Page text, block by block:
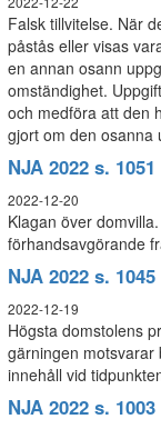
Falsk tillvitelse. När
påstås eller visas
en annan osann
omständighet.
och medföra att den
gjort om den osanna
NJA 2022 s. 1051
2022-12-20
Klagan över
förhandsavgörande
NJA 2022 s. 1045
2022-12-19
Högsta domstolens
gärningen motsvarar
innehåll vid
NJA 2022 s. 1003